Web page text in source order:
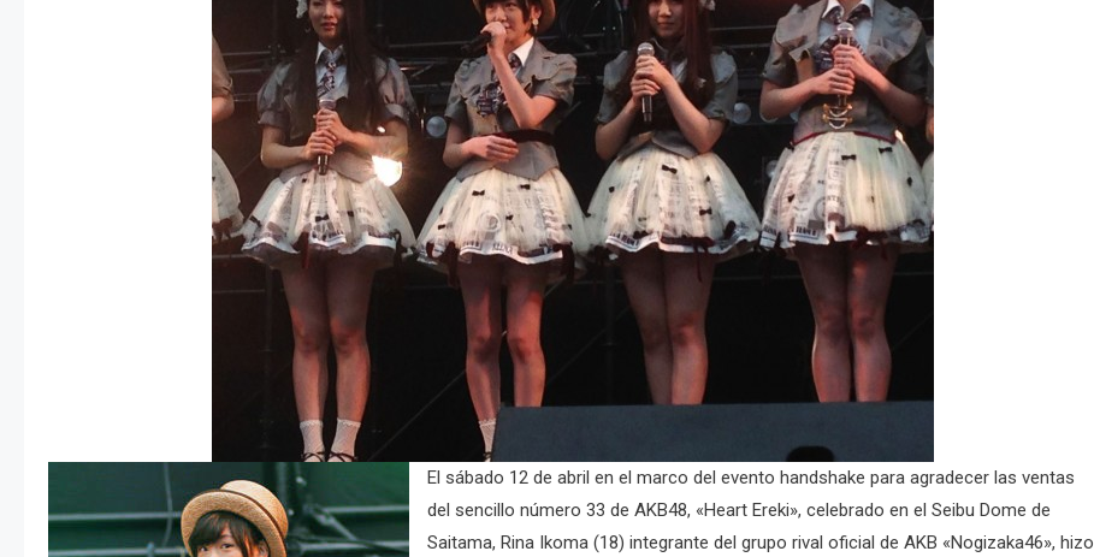
El sábado 12 de abril en el marco del evento handshake para agradecer las ventas
del sencillo número 33 de AKB48, «Heart Ereki», celebrado en el Seibu Dome de
Saitama, Rina Ikoma (18) integrante del grupo rival oficial de AKB «Nogizaka46», hizo